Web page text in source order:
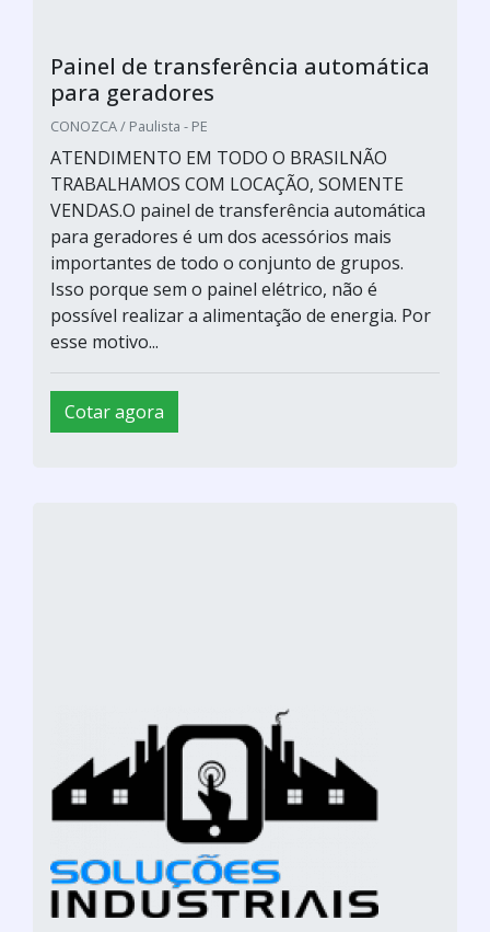
Painel de transferência automática
para geradores
CONOZCA / Paulista - PE
ATENDIMENTO EM TODO O BRASILNÃO
TRABALHAMOS COM LOCAÇÃO, SOMENTE
VENDAS.O painel de transferência automática
para geradores é um dos acessórios mais
importantes de todo o conjunto de grupos.
Isso porque sem o painel elétrico, não é
possível realizar a alimentação de energia. Por
esse motivo...
Cotar agora